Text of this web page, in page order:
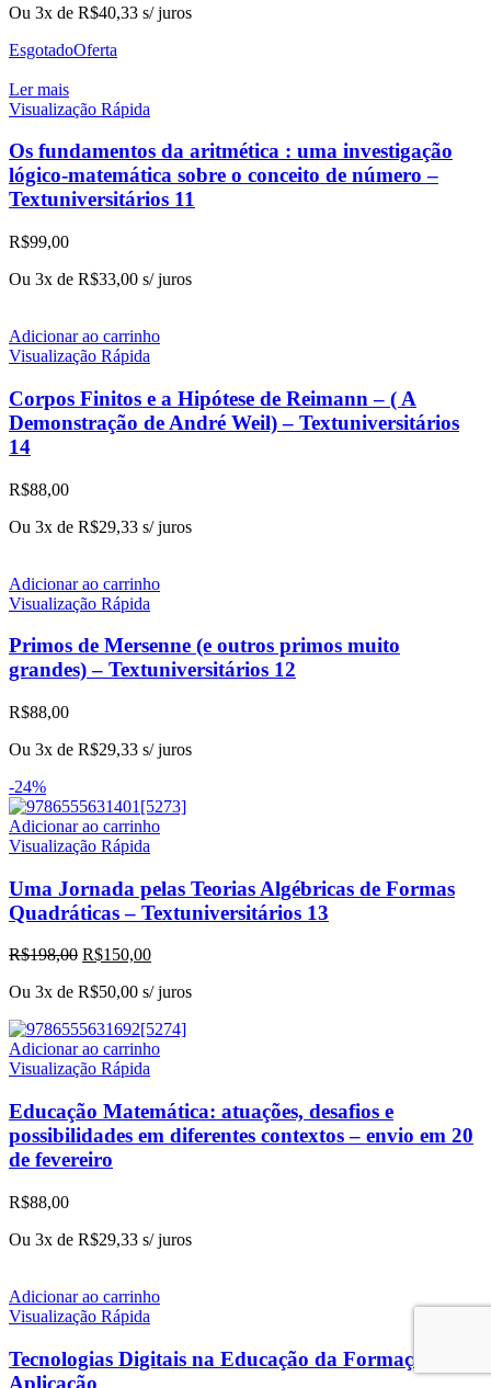
Ou 3x de R$40,33 s/ juros
EsgotadoOferta
Ler mais
Visualização Rápida
Os fundamentos da aritmética : uma investigação
lógico-matemática sobre o conceito de número –
Textuniversitários 11
R$99,00
Ou 3x de R$33,00 s/ juros
Adicionar ao carrinho
Visualização Rápida
Corpos Finitos e a Hipótese de Reimann – ( A
Demonstração de André Weil) – Textuniversitários
14
R$88,00
Ou 3x de R$29,33 s/ juros
Adicionar ao carrinho
Visualização Rápida
Primos de Mersenne (e outros primos muito
grandes) – Textuniversitários 12
R$88,00
Ou 3x de R$29,33 s/ juros
-24%
Adicionar ao carrinho
Visualização Rápida
Uma Jornada pelas Teorias Algébricas de Formas
Quadráticas – Textuniversitários 13
R$198,00 O
original
R$198,00.
R$150,00O
atual
R$150,00.
Ou 3x de R$50,00 s/ juros
Adicionar ao carrinho
Visualização Rápida
Educação Matemática: atuações, desafios e
possibilidades em diferentes contextos – envio em 20
de fevereiro
R$88,00
Ou 3x de R$29,33 s/ juros
Adicionar ao carrinho
Visualização Rápida
Tecnologias Digitais na Educação da Formação à
Aplicação